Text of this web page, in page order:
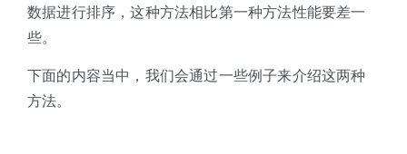
数据进行排序，这种方法相比第一种方法性能要差一
些。
下面的内容当中，我们会通过一些例子来介绍这两种
方法。